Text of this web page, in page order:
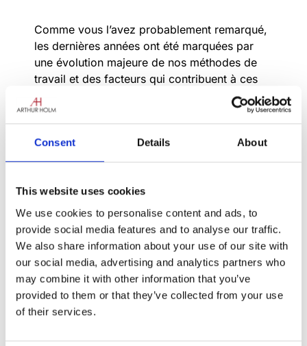
Consent Details About
This website uses cookies
We use cookies to personalise content and ads, to
provide social media features and to analyse our traffic.
We also share information about your use of our site with
our social media, advertising and analytics partners who
may combine it with other information that you’ve
provided to them or that they’ve collected from your use
of their services.
Comme vous l’avez probablement remarqué,
les dernières années ont été marquées par
une évolution majeure de nos méthodes de
travail et des facteurs qui contribuent à ces
changements, qu’il s’agisse du concept dece
qui constitue un espace de bureau
, de la
conception intelligente de meubles
modulaires adaptablesou, plus important
encore, desprogrès dans l’utilisation